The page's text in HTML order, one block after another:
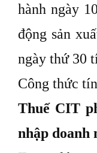
hành ngày
động sản
ngày thứ 30
Công thức
Thuế CIT
nhập doanh